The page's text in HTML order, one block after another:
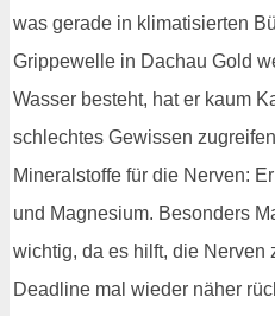
was gerade in klimatisierten
Grippewelle in Dachau Gold
Wasser besteht, hat er kaum
schlechtes Gewissen
Mineralstoffe für die Nerven:
und Magnesium. Besonders
wichtig, da es hilft, die Nerven
Deadline mal wieder näher